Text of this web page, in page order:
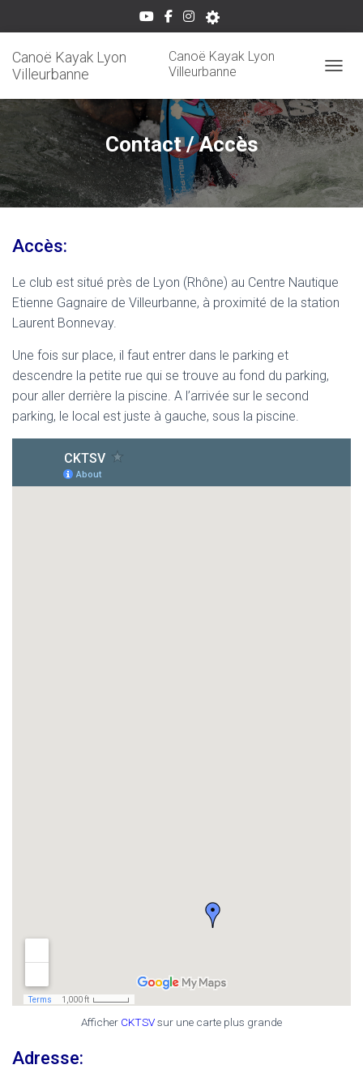
Canoë Kayak Lyon
Villeurbanne
Canoë Kayak Lyon
Villeurbanne
Contact / Accès
Accès:
Le club est situé près de Lyon (Rhône) au Centre Nautique
Etienne Gagnaire de Villeurbanne, à proximité de la station
Laurent Bonnevay.
Une fois sur place, il faut entrer dans le parking et
descendre la petite rue qui se trouve au fond du parking,
pour aller derrière la piscine. A l’arrivée sur le second
parking, le local est juste à gauche, sous la piscine.
Afficher CKTSVsur une carte plus grande
Adresse: